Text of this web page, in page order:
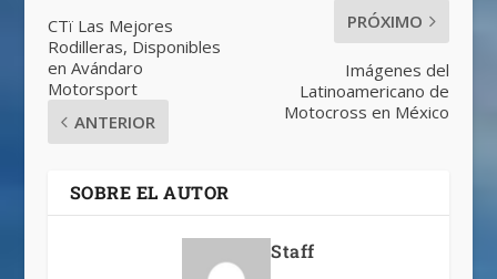
CTï Las Mejores
Rodilleras, Disponibles
en Avándaro
Motorsport
ANTERIOR
PRÓXIMO
Imágenes del
Latinoamericano de
Motocross en México
SOBRE EL AUTOR
Staff